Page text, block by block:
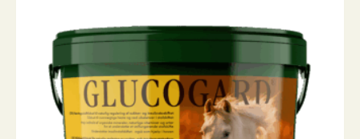
Mulighederne
vælges
varesiden